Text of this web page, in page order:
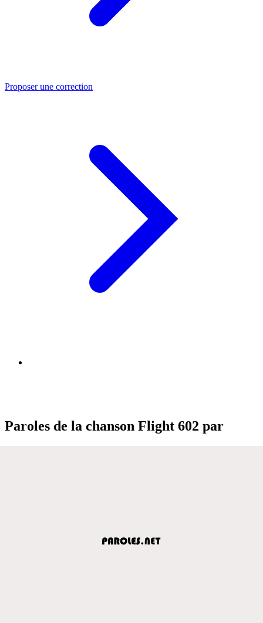
Proposer une correction
Paroles de la chanson Flight 602 par